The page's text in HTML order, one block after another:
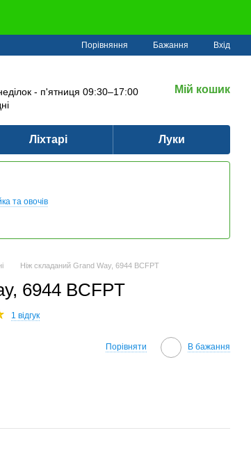
Порівняння Бажання Вхід
- п'ятниця 09:30–17:00
Мій кошик
Ліхтарі Луки
та овочів
Ніж складаний Grand Way, 6944 BCFPT
6944 BCFPT
1 відгук
Порівняти В бажання